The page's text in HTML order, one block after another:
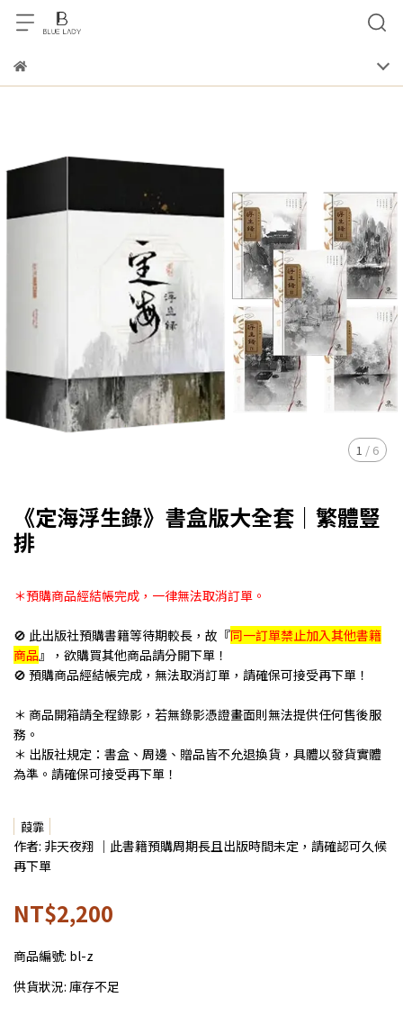
1 / 6
《定海浮生錄》書盒版大全套｜繁體豎
排
＊預購商品經結帳完成，一律無法取消訂單。
🚫 此出版社預購書籍等待期較長，故『同一訂單禁止加入其他書籍
商品』，欲購買其他商品請分開下單！
🚫 預購商品經結帳完成，無法取消訂單，請確保可接受再下單！
＊ 商品開箱請全程錄影，若無錄影憑證畫面則無法提供任何售後服
務。
＊ 出版社規定：書盒、周邊、贈品皆不允退換貨，具體以發貨實體
為準。請確保可接受再下單！
葭霏
作者: 非天夜翔 ｜此書籍預購周期長且出版時間未定，請確認可久候
再下單
NT$2,200
商品編號: bl-z
供貨狀況: 庫存不足